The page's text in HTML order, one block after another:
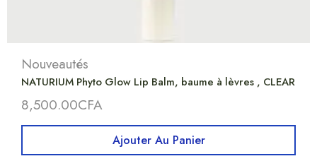
Nouveautés
NATURIUM Phyto Glow Lip Balm, baume à lèvres , CLEAR
8,500.00CFA
Ajouter Au Panier